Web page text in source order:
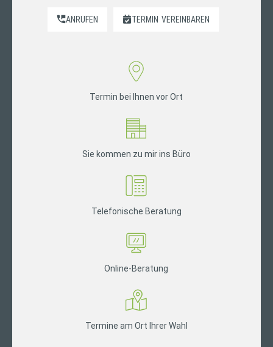
ANRUFEN TERMIN VEREINBAREN
Termin bei Ihnen vor Ort
Sie kommen zu mir ins Büro
Telefonische Beratung
Online-Beratung
Termine am Ort Ihrer Wahl